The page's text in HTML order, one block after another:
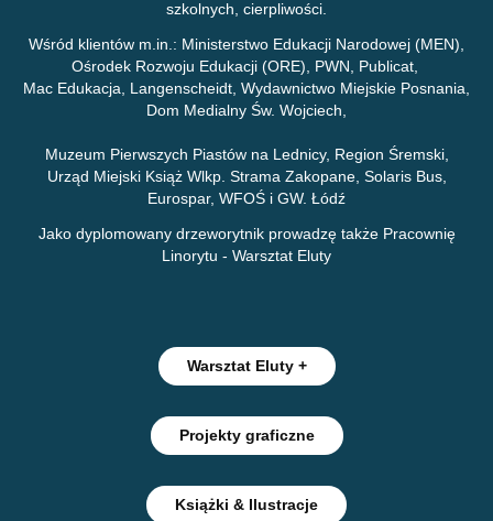
szkolnych, cierpliwości.
Wśród klientów m.in.: Ministerstwo Edukacji Narodowej (MEN),
Ośrodek Rozwoju Edukacji (ORE), PWN, Publicat,
Mac Edukacja, Langenscheidt, Wydawnictwo Miejskie Posnania,
Dom Medialny Św. Wojciech,
Muzeum Pierwszych Piastów na Lednicy, Region Śremski,
Urząd Miejski Książ Wlkp. Strama Zakopane, Solaris Bus,
Eurospar, WFOŚ i GW. Łódź
Jako dyplomowany drzeworytnik prowadzę także Pracownię
Linorytu - Warsztat Eluty
Warsztat Eluty +
Projekty graficzne
Książki & Ilustracje